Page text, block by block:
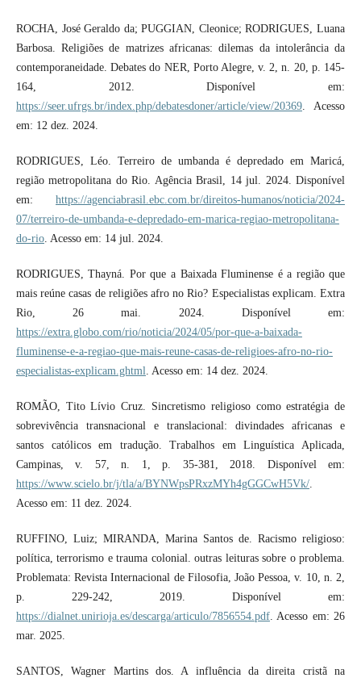
ROCHA, José Geraldo da; PUGGIAN, Cleonice; RODRIGUES, Luana
Barbosa. Religiões de matrizes africanas: dilemas da intolerância da
contemporaneidade. Debates do NER, Porto Alegre, v. 2, n. 20, p. 145-
164, 2012. Disponível em:
https://seer.ufrgs.br/index.php/debatesdoner/article/view/20369. Acesso
em: 12 dez. 2024.
RODRIGUES, Léo. Terreiro de umbanda é depredado em Maricá,
região metropolitana do Rio. Agência Brasil, 14 jul. 2024. Disponível
em:https://agenciabrasil.ebc.com.br/direitos-humanos/noticia/2024-
07/terreiro-de-umbanda-e-depredado-em-marica-regiao-metropolitana-
do-rio. Acesso em: 14 jul. 2024.
RODRIGUES, Thayná. Por que a Baixada Fluminense é a região que
mais reúne casas de religiões afro no Rio? Especialistas explicam. Extra
Rio, 26 mai. 2024. Disponível em:
https://extra.globo.com/rio/noticia/2024/05/por-que-a-baixada-
fluminense-e-a-regiao-que-mais-reune-casas-de-religioes-afro-no-rio-
especialistas-explicam.ghtml
. Acesso em: 14 dez. 2024.
ROMÃO, Tito Lívio Cruz. Sincretismo religioso como estratégia de
sobrevivência transnacional e translacional: divindades africanas e
santos católicos em tradução. Trabalhos em Linguística Aplicada,
Campinas, v. 57, n. 1, p. 35-381, 2018. Disponível em:
https://www.scielo.br/j/tla/a/BYNWpsPRxzMYh4gGGCwH5Vk/.
Acesso em: 11 dez. 2024.
RUFFINO, Luiz; MIRANDA, Marina Santos de. Racismo religioso:
política, terrorismo e trauma colonial. outras leituras sobre o problema.
Problemata: Revista Internacional de Filosofia, João Pessoa, v. 10, n. 2,
p. 229-242, 2019. Disponível em:
https://dialnet.unirioja.es/descarga/articulo/7856554.pdf. Acesso em: 26
mar. 2025.
SANTOS, Wagner Martins dos. A influência da direita cristã na